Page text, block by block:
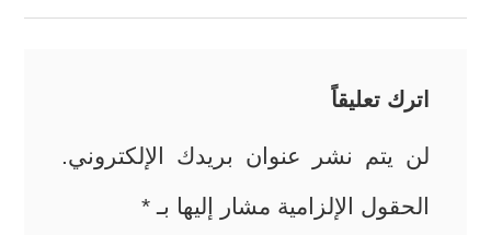
اترك تعليقاً
لن يتم نشر عنوان بريدك الإلكتروني.
الحقول الإلزامية مشار إليها بـ *